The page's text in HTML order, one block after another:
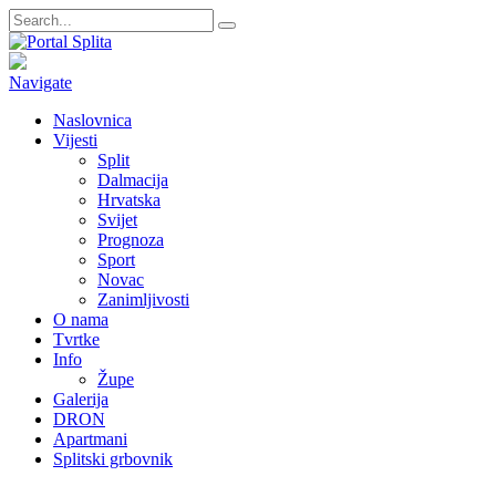
Navigate
Naslovnica
Vijesti
Split
Dalmacija
Hrvatska
Svijet
Prognoza
Sport
Novac
Zanimljivosti
O nama
Tvrtke
Info
Župe
Galerija
DRON
Apartmani
Splitski grbovnik